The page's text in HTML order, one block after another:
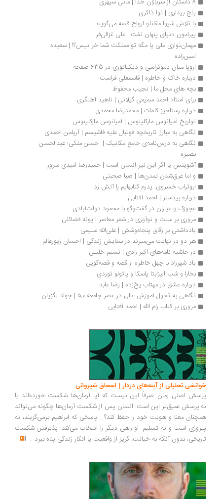
رنج بیداری | نوا ذاکری
با تلاش شیوا مقانلو ارواح قصه می‌گویند
پیرامون دنیای پنهان نفت | علی غزالی‌فر
مهمان‌نوازی ملی یا مگه تو مملکت شما خر نیس؟! | سعیده
امین‌زاده
اروپا میان دموکراسی و دیکتاتوری در 635 صفحه
درباره خاک و خاطره | قاسمعلی فراست
بچه های محل ما | نجیب محفوظ
برای استاد احمد سمیعی گیلانی | ناهید آهنگری
درباره رستاخیز کلمات | محمدرضا محمدی
تواریخ آمیانوس مارکلینوس | آمیانوس مارکلینوس
نگاهی به مبارز: تاریخچه فوتبال علیه فاشیسم | آریامن احمدی
نگاهی به درس‌نامه‌ی جامع مکانیک |  حسن ملکی؛ عبدالحسن
آشویتس یا اگر این نیز انسان است | حمیدرضا امیدی سرور
و اما غرق‌شدن تمدن‌ها | صبا صحبتی
ابوتراب خسروی: پدرم کتابهایم را آتش زد
درباره بیدستر | احمد آفتابی
عجوزک و عیاران در گفت‌وگو با محمود دولت‌آبادی
مروری بر سنت و نوآوری در شعر معاصر | پونه فضائلی
یادداشتی بر زقاق پنجاه‌و‌شش | علی‌الله سلیمی
هر دو در نهایت می‌میرند در ستایش زندگی | احسان زیورعالم
در حاشیه نامه‌های اکبر رادی | نسیم خلیلی
یاد شهرزاد با چهل خاطره از قصه و قصه‌گویی
بخارا و شب الیزابتا پاسکا و پائولو توردی
درباره عشق در مهتاب یخ‌زده | رضا عابد
نگاهی به تحول آموزش عالی در عصر جامعه ۵.۰ | جواد لگزیان
مروری بر کتاب رام الله | احمد آفتابی
تحلیلی از آینه‌های دردار | اسحاق شیروانی
اصلی رمان صرفاً این نیست که آیا آرمان‌ها شکست خورده‌اند یا
عمیق‌تر این است: انسان پس از شکست آرمان‌ها چگونه می‌تواند
معنا و هویت خود را حفظ کند؟... پاسخی که ابراهیم برمی‌گزیند، نه
است و نه تسلیم. او راهی دیگر را انتخاب می‌کند: پذیرفتن شکست
بدون آنکه به خیانت، گریز از واقعیت یا انکار زندگی پناه ببرد...